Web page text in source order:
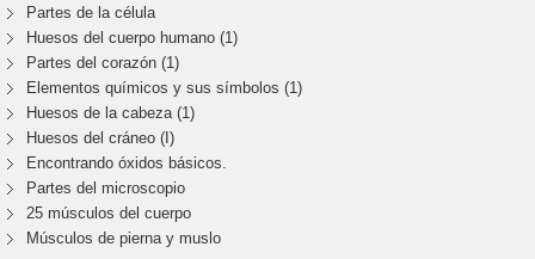
Partes de la célula
Huesos del cuerpo humano (1)
Partes del corazón (1)
Elementos químicos y sus símbolos (1)
Huesos de la cabeza (1)
Huesos del cráneo (I)
Encontrando óxidos básicos.
Partes del microscopio
25 músculos del cuerpo
Músculos de pierna y muslo